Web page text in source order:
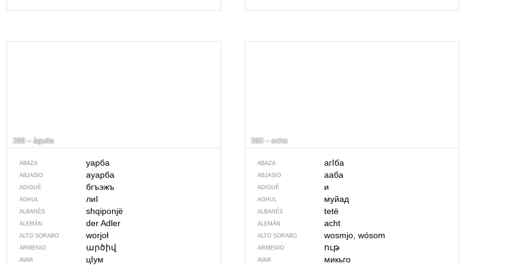
389 – águila
ABAZA уарба
ABJASIO ауарба
ADIGUÉ бгъэжъ
AGHUL лиI
ALBANÉS shqiponjë
ALEMÁN der Adler
ALTO SORABO worjoł
ARMENIO արծիվ
AVAR цIум
390 – ocho
ABAZA агIба
ABJASIO ааба
ADIGUÉ и
AGHUL муйад
ALBANÉS tetë
ALEMÁN acht
ALTO SORABO wosmjo, wósom
ARMENIO ութ
AVAR микьго